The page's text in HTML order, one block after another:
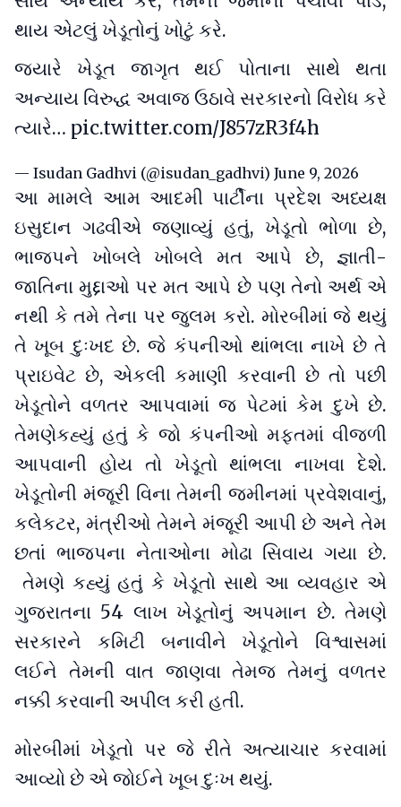
થાય એટલું ખેડૂતોનું ખોટું કરે.
જ્યારે ખેડૂત જાગૃત થઈ પોતાના સાથે થતા
અન્યાય વિરુદ્ધ અવાજ ઉઠાવે સરકારનો વિરોધ કરે
ત્યારે… pic.twitter.com/J857zR3f4h
— Isudan Gadhvi (@isudan_gadhvi) June 9, 2026
આ મામલે આમ આદમી પાર્ટીના પ્રદેશ અધ્યક્ષ
ઇસુદાન ગઢવીએ જણાવ્યું હતું, ખેડૂતો ભોળા છે,
ભાજપને ખોબલે ખોબલે મત આપે છે, જ્ઞાતી-
જાતિના મુદ્દાઓ પર મત આપે છે પણ તેનો અર્થ એ
નથી કે તમે તેના પર જુલમ કરો. મોરબીમાં જે થયું
તે ખૂબ દુઃખદ છે. જે કંપનીઓ થાંભલા નાખે છે તે
પ્રાઇવેટ છે, એકલી કમાણી કરવાની છે તો પછી
ખેડૂતોને વળતર આપવામાં જ પેટમાં કેમ દુખે છે.
તેમણેકહ્યું હતું કે જો કંપનીઓ મફતમાં વીજળી
આપવાની હોય તો ખેડૂતો થાંભલા નાખવા દેશે.
ખેડૂતોની મંજૂરી વિના તેમની જમીનમાં પ્રવેશવાનું,
કલેકટર, મંત્રીઓ તેમને મંજૂરી આપી છે અને તેમ
છતાં ભાજપના નેતાઓના મોઢા સિવાય ગયા છે.
તેમણે કહ્યું હતું કે ખેડૂતો સાથે આ વ્યવહાર એ
ગુજરાતના 54 લાખ ખેડૂતોનું અપમાન છે. તેમણે
સરકારને કમિટી બનાવીને ખેડૂતોને વિશ્વાસમાં
લઈને તેમની વાત જાણવા તેમજ તેમનું વળતર
નક્કી કરવાની અપીલ કરી હતી.
મોરબીમાં ખેડૂતો પર જે રીતે અત્યાચાર કરવામાં
આવ્યો છે એ જોઈને ખૂબ દુઃખ થયું.